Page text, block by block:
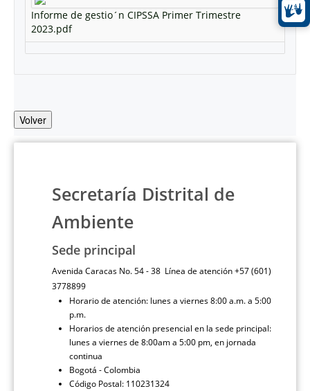
Informe de gestio´n CIPSSA Primer Trimestre
2023.pdf
Volver
Secretaría Distrital de
Ambiente
Sede principal
Avenida Caracas No. 54 - 38 Línea de atención +57 (601)
3778899
Horario de atención: lunes a viernes 8:00 a.m. a 5:00
p.m.
Horarios de atención presencial en la sede principal:
lunes a viernes de 8:00am a 5:00 pm, en jornada
continua
Bogotá - Colombia
Código Postal: 110231324